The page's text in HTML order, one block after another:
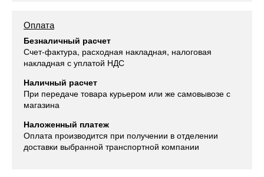
Оплата
Безналичный расчет
Счет-фактура, расходная накладная, налоговая
накладная с уплатой НДС
Наличный расчет
При передаче товара курьером или же самовывозе с
магазина
Наложенный платеж
Оплата производится при получении в отделении
доставки выбранной транспортной компании